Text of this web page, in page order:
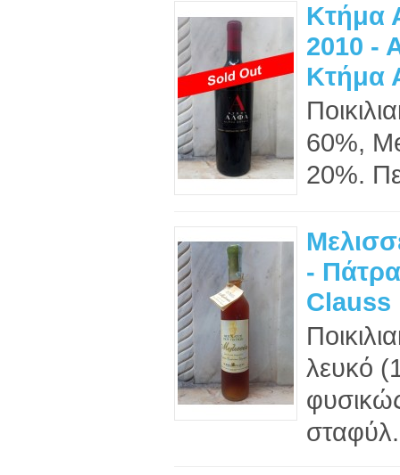
Κτήμα
2010 -
Κτήμα
60%,
20%.
-
Clauss
λευκό